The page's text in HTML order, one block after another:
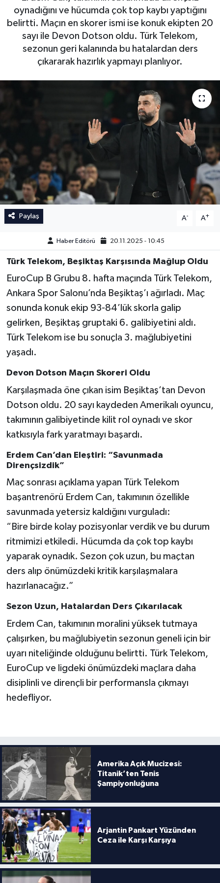
oynadığını ve hücumda çok top kaybı yaptığını
belirtti. Maçın en skorer ismi ise konuk ekipten 20
sayı ile Devon Dotson oldu. Türk Telekom,
sezonun geri kalanında bu hatalardan ders
çıkararak hazırlık yapmayı planlıyor.
Paylaş A- A+
Haber Editörü 20.11.2025 - 10:45
Türk Telekom, Beşiktaş Karşısında Mağlup Oldu
EuroCup B Grubu 8. hafta maçında Türk Telekom,
Ankara Spor Salonu’nda Beşiktaş’ı ağırladı. Maç
sonunda konuk ekip 93-84’lük skorla galip
gelirken, Beşiktaş gruptaki 6. galibiyetini aldı.
Türk Telekom ise bu sonuçla 3. mağlubiyetini
yaşadı.
Devon Dotson Maçın Skoreri Oldu
Karşılaşmada öne çıkan isim Beşiktaş’tan Devon
Dotson oldu. 20 sayı kaydeden Amerikalı oyuncu,
takımının galibiyetinde kilit rol oynadı ve skor
katkısıyla fark yaratmayı başardı.
Erdem Can’dan Eleştiri: “Savunmada
Dirençsizdik”
Maç sonrası açıklama yapan Türk Telekom
başantrenörü Erdem Can, takımının özellikle
savunmada yetersiz kaldığını vurguladı:
“Bire birde kolay pozisyonlar verdik ve bu durum
ritmimizi etkiledi. Hücumda da çok top kaybı
yaparak oynadık. Sezon çok uzun, bu maçtan
ders alıp önümüzdeki kritik karşılaşmalara
hazırlanacağız.”
Sezon Uzun, Hatalardan Ders Çıkarılacak
Erdem Can, takımının moralini yüksek tutmaya
çalışırken, bu mağlubiyetin sezonun geneli için bir
uyarı niteliğinde olduğunu belirtti. Türk Telekom,
EuroCup ve ligdeki önümüzdeki maçlara daha
disiplinli ve dirençli bir performansla çıkmayı
hedefliyor.
Amerika Açık Mucizesi:
Titanik’ten Tenis
Şampiyonluğuna
Arjantin Pankart Yüzünden
Ceza ile Karşı Karşıya
İngiltere Premier Lig
Almanya Bundesliga
La Liga
İngiltere Premier Lig
La Liga
Almanya Bundesliga
Eredevise
Portekiz Ligi
TFF 1.Lig
Diğer Futbol Ligleri
Türkiye Basketbol Ligi
Diğer Basketbol Ligleri
Formula 1
Hentbol
At Yarışı
Bisiklet
Güreş
Halter
Su Sporları
Diğer Spor Dalları